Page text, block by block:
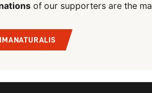
of our supporters are the